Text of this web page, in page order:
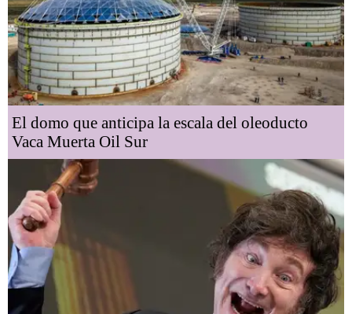
El domo que anticipa la escala del oleoducto
Vaca Muerta Oil Sur